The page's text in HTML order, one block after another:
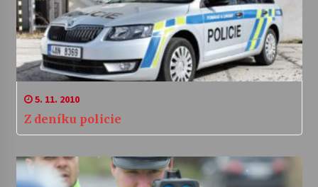
5. 11. 2010
Z deníku policie